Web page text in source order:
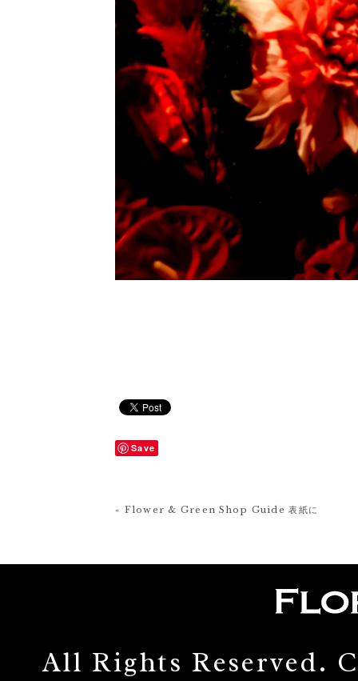
Save
« Flower & Green Shop Guide 表紙に
All Rights Reserved.